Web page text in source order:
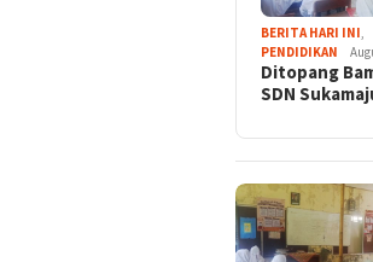
BERITA HARI INI,
PENDIDIKAN
Ditopang
SDN